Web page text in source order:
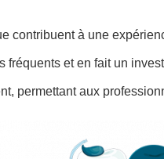
contribuent à une
et en fait un
permettant aux